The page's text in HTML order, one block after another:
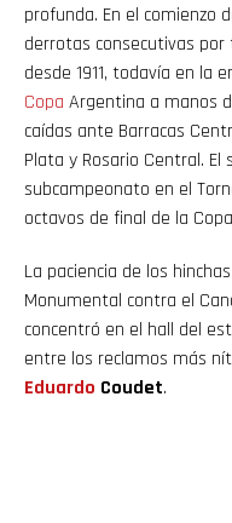
profunda. En el comienzo
derrotas consecutivas
desde 1911, todavía en la
Copa Argentina a manos
caídas ante Barracas
Plata y Rosario Central.
subcampeonato en el
octavos de final de la
La paciencia de los
Monumental contra el
concentró en el hall del
entre los reclamos más
Eduardo Coudet.